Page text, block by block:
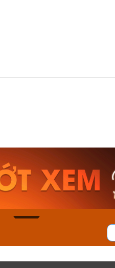
Casio Nam MTS-
115D-1AVDF
2.823.000₫
2.399.550₫
Mua ngay